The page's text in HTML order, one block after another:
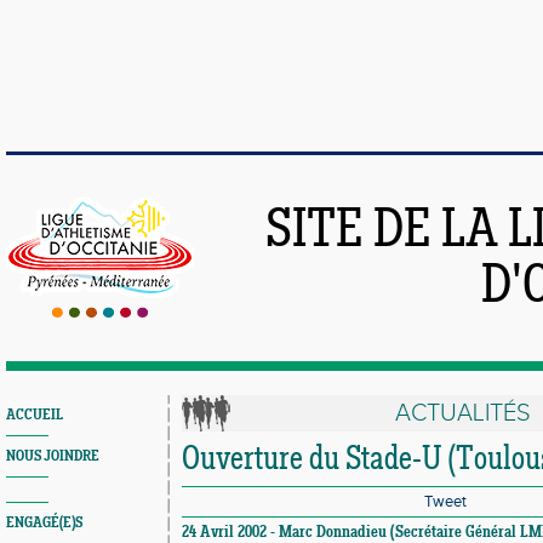
SITE DE LA
ACCUEIL
NOUS JOINDRE
ENGAGÉ(E)S
ACTUALITÉS
Ouverture du Stade-U
Tweet
24 Avril 2002 - Marc Donnadieu (Secrétaire Général